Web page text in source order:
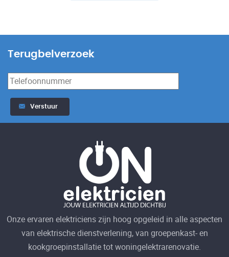
Terugbelverzoek
Verstuur
Onze ervaren elektriciens zijn hoog opgeleid in alle aspecten
van elektrische dienstverlening, van groepenkast- en
kookgroepinstallatie tot woningelektrarenovatie.